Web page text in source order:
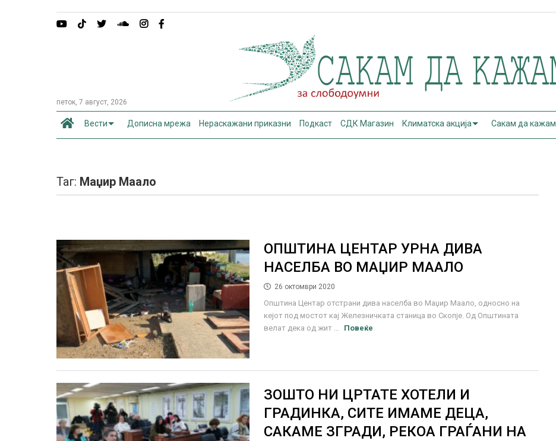
петок, 7 август, 2026
Вести Дописна мрежа Нераскажани приказни Подкаст СДК Магазин Климатска акција Сакам да кажам
Таг: Маџир Маало
ОПШТИНА ЦЕНТАР УРНА ДИВА
НАСЕЛБА ВО МАЏИР МААЛО
26 октомври 2020
Општина Центар отстрани дива населба во Маџир Маало, односно на
кејот под мостот кај Железничката станица во Скопје. Од Општината
велат дека од жит ...
Повеќе
ЗОШТО НИ ЦРТАТЕ ХОТЕЛИ И
ГРАДИНКА, СИТЕ ИМАМЕ ДЕЦА,
САКАМЕ ЗГРАДИ, РЕКОА ГРАЃАНИ НА